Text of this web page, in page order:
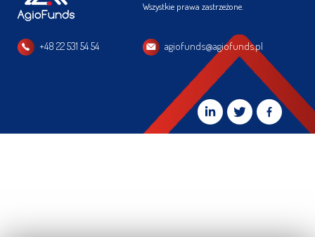
Wszystkie prawa zastrzeżone.
+48 22 531 54 54 agiofunds@agiofunds.pl